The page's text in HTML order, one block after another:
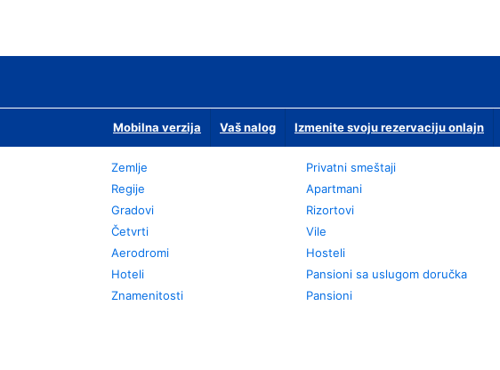
Mobilna verzija Vaš nalog Izmenite svoju rezervaciju onlajn
Zemlje
Regije
Gradovi
Četvrti
Aerodromi
Hoteli
Znamenitosti
Privatni smeštaji
Apartmani
Rizortovi
Vile
Hosteli
Pansioni sa uslugom doručka
Pansioni